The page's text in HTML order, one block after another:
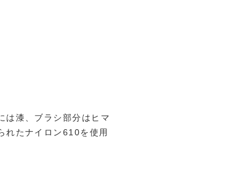
は漆、ブラシ部分はヒマ
れたナイロン610を使用